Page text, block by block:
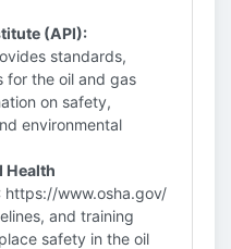
(API):
standards,
for the oil and gas
on safety,
environmental
Health
https://www.osha.gov/
and training
safety in the oil